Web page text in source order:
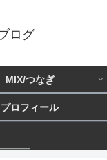
ログ
MIX/つなぎ
プロフィール